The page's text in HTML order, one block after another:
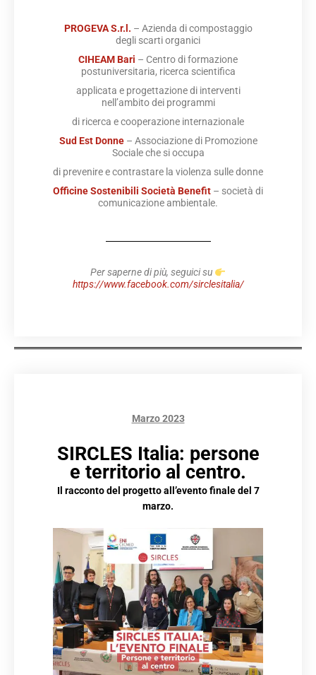
PROGEVA S.r.l. – Azienda di compostaggio
degli scarti organici
CIHEAM Bari – Centro di formazione
postuniversitaria, ricerca scientifica
applicata e progettazione di interventi
nell’ambito dei programmi
di ricerca e cooperazione internazionale
Sud Est Donne – Associazione di Promozione
Sociale che si occupa
di prevenire e contrastare la violenza sulle donne
Officine Sostenibili Società Benefit – società di
comunicazione ambientale.
Per saperne di più, seguici su
https://www.facebook.com/sirclesitalia/
Marzo 2023
SIRCLES Italia: persone
e territorio al centro.
Il racconto del progetto all’evento finale del 7
marzo.